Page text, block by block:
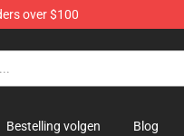
over $100
Bestelling volgen Blog